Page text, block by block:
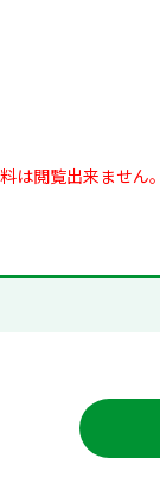
は閲覧出来ません。